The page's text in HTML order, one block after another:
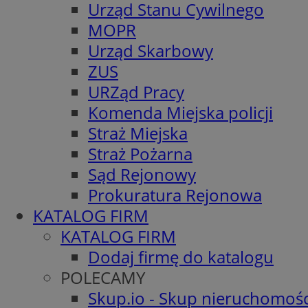
Urząd Stanu Cywilnego
MOPR
Urząd Skarbowy
ZUS
URZąd Pracy
Komenda Miejska policji
Straż Miejska
Straż Pożarna
Sąd Rejonowy
Prokuratura Rejonowa
KATALOG FIRM
KATALOG FIRM
Dodaj firmę do katalogu
POLECAMY
Skup.io - Skup